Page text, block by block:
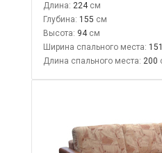
Длина: 224
Глубина: 155
Высота: 94
Ширина спального места: 151
Длина спального места: 200